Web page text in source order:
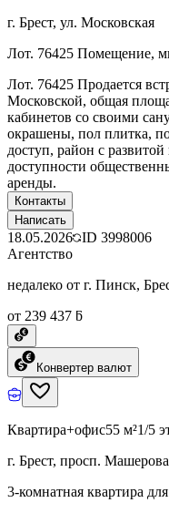
г. Брест, ул. Московская
Лот. 76425 Помещение,
Лот. 76425 Продается
Московской, общая
кабинетов со своими
окрашены, пол плитка,
доступ, район с
доступности
аренды.
Контакты
Написать
18.05.2026 ID 3998006
Агентство
недалеко от г. Пинск,
от 239 437 ƃ
Конвертер валют
Квартира+офис55 м²1/5
г. Брест, просп. Машерова
3-комнатная квартира